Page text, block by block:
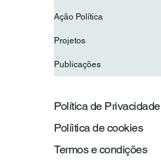
Ação Política
Projetos
Publicações
Política de Privacidade
Termos e condições
Políitica de cookies